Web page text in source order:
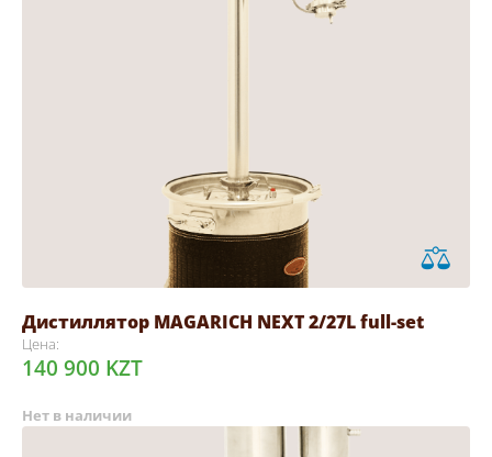
Дистиллятор MAGARICH NEXT 2/27L full-set
Цена:
140 900 KZT
Нет в наличии